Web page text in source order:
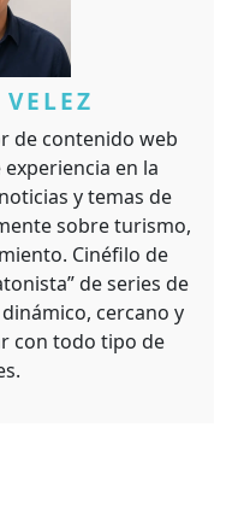
de contenido web
en la
y temas de
sobre turismo,
Cinéfilo de
de series de
cercano y
con todo tipo de